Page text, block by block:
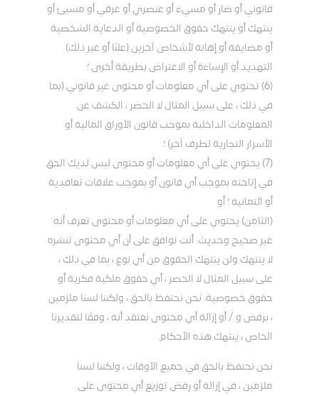
قانوني أو ضار أو مسيء أو عنصري أو عرقي أو مسيئ أو
ينتهك أو ينتهك حقوق الخصوصية أو الدعاية الشخصية
أو مضايقة أو إهانة لأشخاص آخرين (علنًا أو غير ذلك)
التهديد أو الإساءة أو الاعتراض بطريقة أخرى ؛
(6) تحتوي على أي معلومات أو محتوى غير قانوني (بما
في ذلك ، على سبيل المثال لا الحصر ، الكشف عن
المعلومات الداخلية بموجب قانون الأوراق المالية أو
الأسرار التجارية لطرف آخر) ؛
(7) يحتوي على أي معلومات أو محتوى ليس لديك الحق
في إتاحته بموجب أي قانون أو بموجب علاقات تعاقدية
أو ائتمانية ؛ أو
(الثامن) يحتوي على أي معلومات أو محتوى تعرف أنه
غير صحيح وحديث. أنت توافق على أن أي محتوى تنشره
لا ينتهك ولن ينتهك الحقوق من أي نوع ، بما في ذلك ،
على سبيل المثال لا الحصر ، أي حقوق ملكية فكرية أو
حقوق خصوصية. نحن نحتفظ بالحق ، ولكننا لسنا ملزمين
، برفض و / أو إزالة أي محتوى نعتقد أنه ، وفقًا لتقديرنا
الخاص ، ينتهك هذه الأحكام.
نحن نحتفظ بالحق في جميع الأوقات ، ولكننا لسنا
ملزمين ، في إزالة أو رفض توزيع أي محتوى على